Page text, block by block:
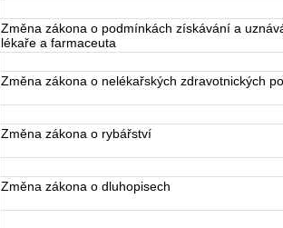
Změna zákona o podmínkách získávání a
lékaře a farmaceuta
Změna zákona o nelékařských zdravotnických
Změna zákona o rybářství
Změna zákona o dluhopisech